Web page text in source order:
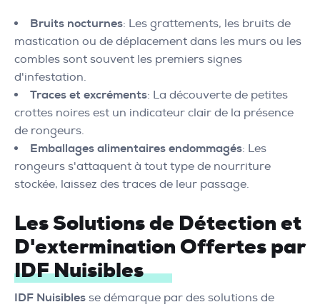
Bruits nocturnes: Les grattements, les bruits de
mastication ou de déplacement dans les murs ou les
combles sont souvent les premiers signes
d'infestation.
Traces et excréments: La découverte de petites
crottes noires est un indicateur clair de la présence
de rongeurs.
Emballages alimentaires endommagés: Les
rongeurs s'attaquent à tout type de nourriture
stockée, laissez des traces de leur passage.
Les Solutions de Détection et
D'extermination Offertes par
IDF Nuisibles
IDF Nuisibles se démarque par des solutions de